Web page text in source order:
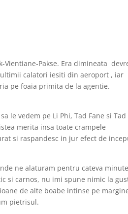
Vientiane-Pakse. Era dimineata
calatori iesiti din aeroport , iar
pe foaia primita de la agentie.
le vedem pe Li Phi, Tad Fane si Tad
merita insa toate crampele
si raspandesc in jur efect de
ne alaturam pentru cateva minute
si carnos, nu imi spune nimic la
de alte boabe intinse pe
pietrisul.